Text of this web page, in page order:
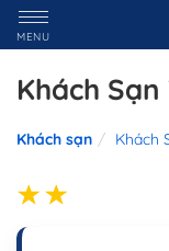
MENU
Khách
Khách sạn Khách